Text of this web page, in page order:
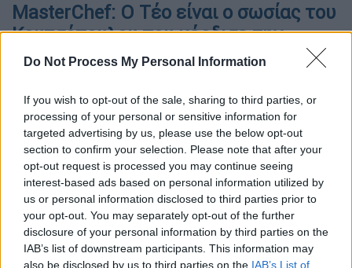
Do Not Process My Personal Information
If you wish to opt-out of the sale, sharing to third parties, or
processing of your personal or sensitive information for
targeted advertising by us, please use the below opt-out
section to confirm your selection. Please note that after your
opt-out request is processed you may continue seeing
interest-based ads based on personal information utilized by
us or personal information disclosed to third parties prior to
your opt-out. You may separately opt-out of the further
disclosure of your personal information by third parties on the
IAB’s list of downstream participants. This information may
also be disclosed by us to third parties on the IAB’s List of
MasterChef: Ο Τέο είναι ο σωσίας του
Κουτσόπουλου που κέρδισε την
πρόκριση με χινκάλι
προσοχή στο επεισόδιο της Δευτέρας (25/1)
καθώς το ανάστημα, η στάση του σώματος,
ακόμη και η ενδυματολογική επιλογή του τον
έκανε να μοιάζει με σωσία τουΛεωνίδα
Κουτσόπουλου. Κοντιζάς και Ιωαννίδης
ξέσπασαν σε γέλια και κάλεσαν τον
διαγωνιζόμενο να σταθεί πλάι στον Λεωνίδα
Κουτσόπουλο για να γίνει απόλυτα